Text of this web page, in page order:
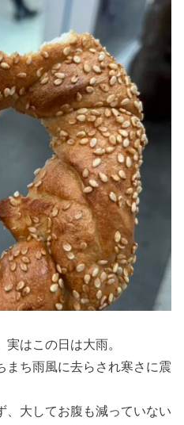
はこの日は大雨。
まち雨風に去らされ寒さに震
、大してお腹も減っていない